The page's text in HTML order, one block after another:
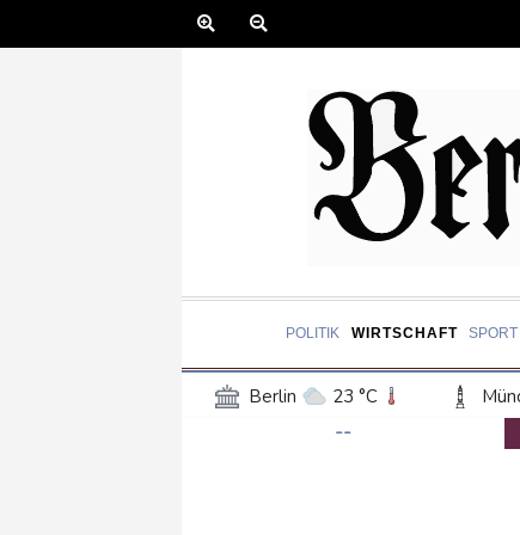
POLITIK WIRTSCHAFT SPORT
Berlin 23 °C
Frankfurt am Main
--